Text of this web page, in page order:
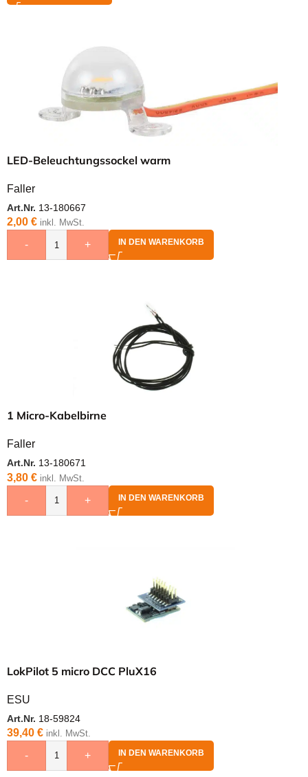
LED-Beleuchtungssockel warm
Faller
Art.Nr. 13-180667
2,00 € inkl. MwSt.
- + IN DEN WARENKORB
1 Micro-Kabelbirne
Faller
Art.Nr. 13-180671
3,80 € inkl. MwSt.
- + IN DEN WARENKORB
LokPilot 5 micro DCC PluX16
ESU
Art.Nr. 18-59824
39,40 € inkl. MwSt.
- + IN DEN WARENKORB